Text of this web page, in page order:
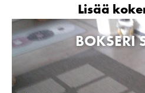
Lisää
BOKSERI